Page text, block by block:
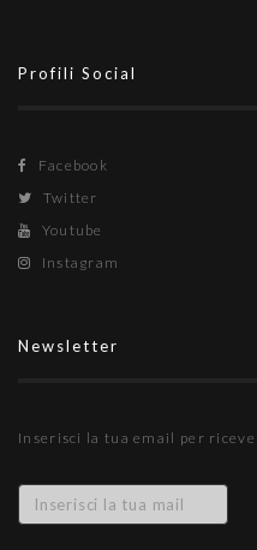
Profili Social
Facebook
Twitter
Youtube
Instagram
Newsletter
Inserisci la tua email per